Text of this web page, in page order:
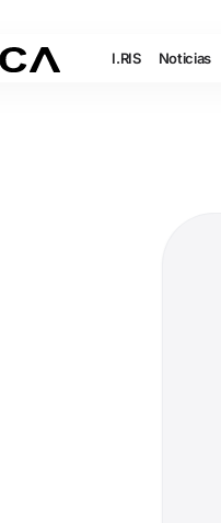
I.RIS Noticias